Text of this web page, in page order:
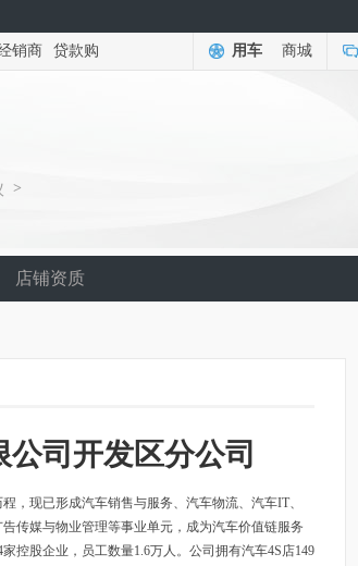
销商 贷款购 用车 商城
>
店铺资质
司开发区分公司
，现已形成汽车销售与服务、汽车物流、汽车IT、
传媒与物业管理等事业单元，成为汽车价值链服务
控股企业，员工数量1.6万人。公司拥有汽车4S店149